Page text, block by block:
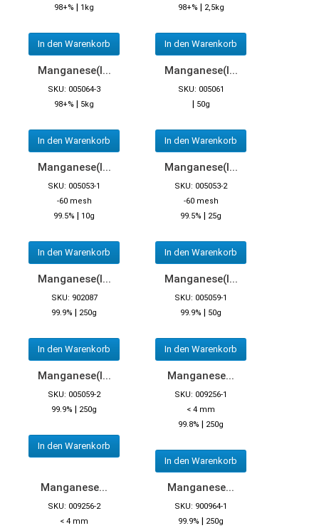
98+% | 1kg
In den Warenkorb
98+% | 2,5kg
In den Warenkorb
Manganese(I...
SKU: 005064-3
98+% | 5kg
In den Warenkorb
Manganese(I...
SKU: 005061
| 50g
In den Warenkorb
Manganese(I...
SKU: 005053-1
-60 mesh
99.5% | 10g
In den Warenkorb
Manganese(I...
SKU: 005053-2
-60 mesh
99.5% | 25g
In den Warenkorb
Manganese(I...
SKU: 902087
99.9% | 250g
In den Warenkorb
Manganese(I...
SKU: 005059-1
99.9% | 50g
In den Warenkorb
Manganese(I...
SKU: 005059-2
99.9% | 250g
In den Warenkorb
Manganese...
SKU: 009256-1
< 4 mm
99.8% | 250g
In den Warenkorb
Manganese...
SKU: 009256-2
< 4 mm
Manganese...
SKU: 900964-1
99.9% | 250g